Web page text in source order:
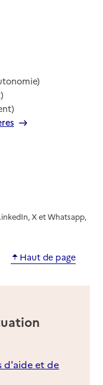
X et Whatsapp,
Haut de page
d'aide et de